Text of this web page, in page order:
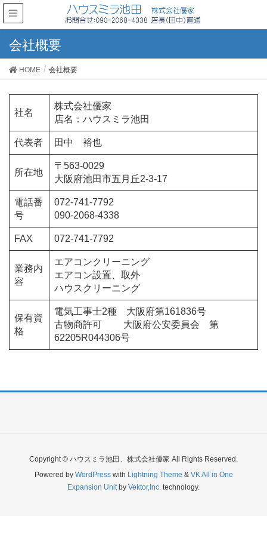
会社概要
HOME 会社概要
社名
株式会社優家
店名：ハウスミラ池田
代表者 田中 裕也
所在地
〒563-0029
大阪府池田市五月丘2-3-17
電話番
号
072-741-7792
090-2068-4338
FAX 072-741-7792
業務内
容
エアコンクリーニング
エアコン設置、取外
ハウスクリーニング
保有資
格
電気工事士2種 大阪府第161836号
古物商許可 大阪府公安委員会 第
62205R044306号
Copyright © ハウスミラ池田、株式会社優家 All Rights Reserved.
Powered by WordPresswith Lightning Theme & VK All in One
Expansion Unitby Vektor,Inc. technology.